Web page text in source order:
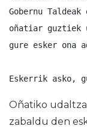
Gobernu
oñatiar guztiek
gure esker ona
Eskerrik asko,
Oñatiko
zabaldu den